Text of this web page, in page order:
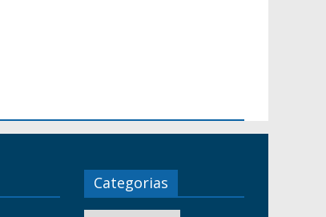
Categorias